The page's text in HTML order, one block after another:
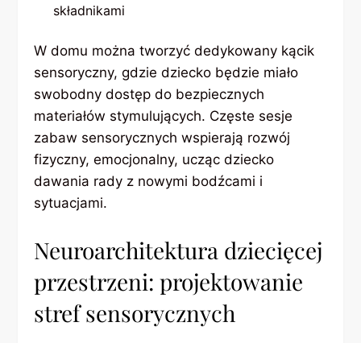
składnikami
W domu można tworzyć dedykowany kącik
sensoryczny, gdzie dziecko będzie miało
swobodny dostęp do bezpiecznych
materiałów stymulujących. Częste sesje
zabaw sensorycznych wspierają rozwój
fizyczny, emocjonalny, ucząc dziecko
dawania rady z nowymi bodźcami i
sytuacjami.
Neuroarchitektura dziecięcej
przestrzeni: projektowanie
stref sensorycznych